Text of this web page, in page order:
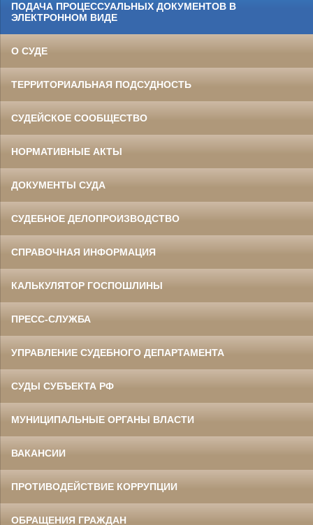
ПОДАЧА ПРОЦЕССУАЛЬНЫХ ДОКУМЕНТОВ В
ЭЛЕКТРОННОМ ВИДЕ
О СУДЕ
ТЕРРИТОРИАЛЬНАЯ ПОДСУДНОСТЬ
СУДЕЙСКОЕ СООБЩЕСТВО
НОРМАТИВНЫЕ АКТЫ
ДОКУМЕНТЫ СУДА
СУДЕБНОЕ ДЕЛОПРОИЗВОДСТВО
СПРАВОЧНАЯ ИНФОРМАЦИЯ
КАЛЬКУЛЯТОР ГОСПОШЛИНЫ
ПРЕСС-СЛУЖБА
УПРАВЛЕНИЕ СУДЕБНОГО ДЕПАРТАМЕНТА
СУДЫ СУБЪЕКТА РФ
МУНИЦИПАЛЬНЫЕ ОРГАНЫ ВЛАСТИ
ВАКАНСИИ
ПРОТИВОДЕЙСТВИЕ КОРРУПЦИИ
ОБРАЩЕНИЯ ГРАЖДАН